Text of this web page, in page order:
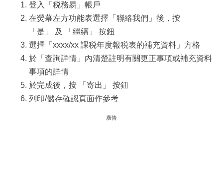
登入「税務易」帳戶
在熒幕左方功能表選擇「聯絡我們」後，按
「是」 及 「繼續」 按鈕
選擇「xxxx/xx 課税年度報税表的補充資料」方格
於「查詢詳情」內清楚註明有關更正事項或補充資料
事項的詳情
於完成後，按 「寄出」 按鈕
列印/儲存確認頁面作參考
廣告